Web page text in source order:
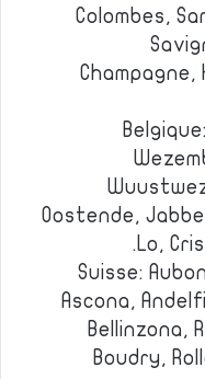
Colombes,
Champagne,
Oostende,
Lo,
Suisse:
Ascona,
Bellinzona,
Boudry,